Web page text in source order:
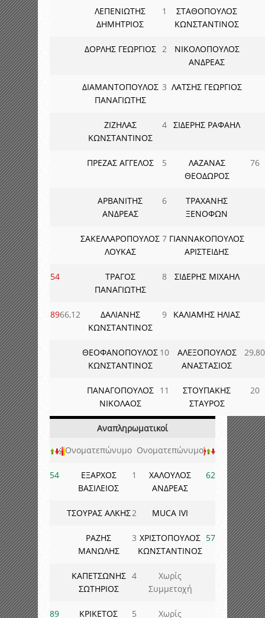
ΛΕΠΕΝΙΩΤΗΣ
ΔΗΜΗΤΡΙΟΣ
1
ΣΤΑΘΟΠΟΥΛΟΣ
ΚΩΝΣΤΑΝΤΙΝΟΣ
ΔΟΡΛΗΣ ΓΕΩΡΓΙΟΣ 2
ΝΙΚΟΛΟΠΟΥΛΟΣ
ΑΝΔΡΕΑΣ
ΔΙΑΜΑΝΤΟΠΟΥΛΟΣ
ΠΑΝΑΓΙΩΤΗΣ
3 ΛΑΤΣΗΣ ΓΕΩΡΓΙΟΣ
ΖΙΖΗΛΑΣ
ΚΩΝΣΤΑΝΤΙΝΟΣ
4 ΣΙΔΕΡΗΣ ΡΑΦΑΗΛ
ΠΡΕΖΑΣ ΑΓΓΕΛΟΣ 5
ΛΑΖΑΝΑΣ
ΘΕΟΔΩΡΟΣ
76
ΑΡΒΑΝΙΤΗΣ
ΑΝΔΡΕΑΣ
6
ΤΡΑΧΑΝΗΣ
ΞΕΝΟΦΩΝ
ΣΑΚΕΛΛΑΡΟΠΟΥΛΟΣ
ΛΟΥΚΑΣ
7 ΓΙΑΝΝΑΚΟΠΟΥΛΟΣ
ΑΡΙΣΤΕΙΔΗΣ
54
ΤΡΑΓΟΣ
ΠΑΝΑΓΙΩΤΗΣ
8 ΣΙΔΕΡΗΣ ΜΙΧΑΗΛ
8966,12
ΔΑΛΙΑΝΗΣ
ΚΩΝΣΤΑΝΤΙΝΟΣ
9 ΚΑΛΙΑΜΗΣ ΗΛΙΑΣ
ΘΕΟΦΑΝΟΠΟΥΛΟΣ
ΚΩΝΣΤΑΝΤΙΝΟΣ
10
ΑΛΕΞΟΠΟΥΛΟΣ
ΑΝΑΣΤΑΣΙΟΣ
29,80
ΠΑΝΑΓΟΠΟΥΛΟΣ
ΝΙΚΟΛΑΟΣ
11
ΣΤΟΥΠΑΚΗΣ
ΣΤΑΥΡΟΣ
20
Αναπληρωματικοί
Ονοματεπώνυμο Ονοματεπώνυμο
54
ΕΞΑΡΧΟΣ
ΒΑΣΙΛΕΙΟΣ
1
ΧΑΛΟΥΛΟΣ
ΑΝΔΡΕΑΣ
62
ΤΣΟΥΡΑΣ ΑΛΚΗΣ2 MUCA IVI
ΡΑΖΗΣ
ΜΑΝΩΛΗΣ
3 ΧΡΙΣΤΟΠΟΥΛΟΣ
ΚΩΝΣΤΑΝΤΙΝΟΣ
57
ΚΑΠΕΤΣΩΝΗΣ
ΣΩΤΗΡΙΟΣ
4
Χωρίς
Συμμετοχή
89 ΚΡΙΚΕΤΟΣ 5 Χωρίς